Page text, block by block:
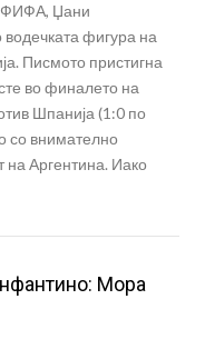
ФИФА, Џани
фигура на
Писмото пристигна
во финалето на
Шпанија (1:0 по
со внимателно
на Аргентина. Иако
Мора